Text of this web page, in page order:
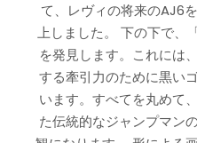
て、レヴィの将来のAJ6
上しました。 下の下で、
を発見します。これには
する牽引力のために黒い
います。すべてを丸めて
た伝統的なジャンプマン